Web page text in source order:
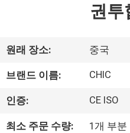
우
리
에
권투
원래 장소: 중국
브랜드 이름: CHIC
인증: CE ISO
최소 주문 수량: 1개 부분